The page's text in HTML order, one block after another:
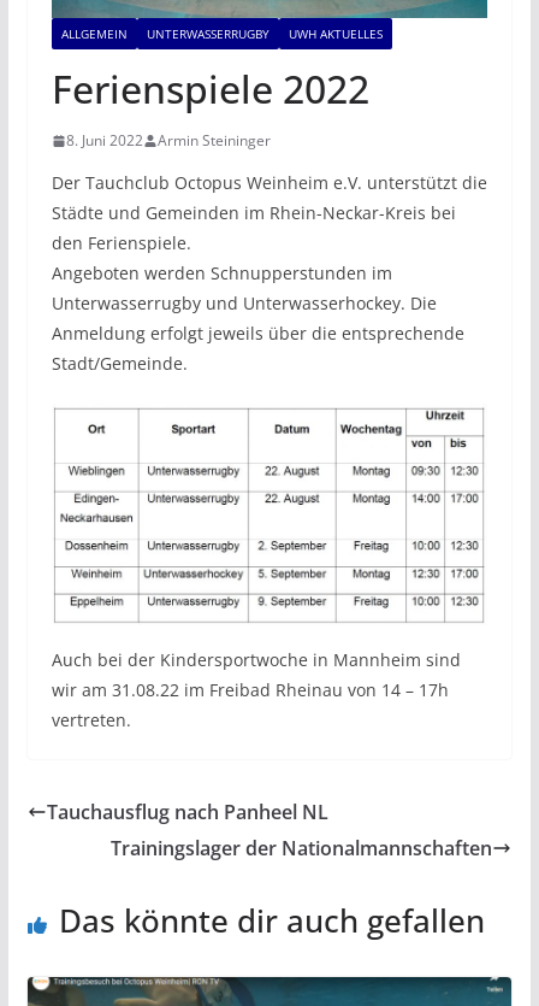
ALLGEMEIN UNTERWASSERRUGBY UWH AKTUELLES
Ferienspiele 2022
8. Juni 2022 Armin Steininger
Der Tauchclub Octopus Weinheim e.V. unterstützt die
Städte und Gemeinden im Rhein-Neckar-Kreis bei
den Ferienspiele.
Angeboten werden Schnupperstunden im
Unterwasserrugby und Unterwasserhockey. Die
Anmeldung erfolgt jeweils über die entsprechende
Stadt/Gemeinde.
Auch bei der Kindersportwoche in Mannheim sind
wir am 31.08.22 im Freibad Rheinau von 14 – 17h
vertreten.
Tauchausflug nach Panheel NL
Trainingslager der Nationalmannschaften
Das könnte dir auch gefallen